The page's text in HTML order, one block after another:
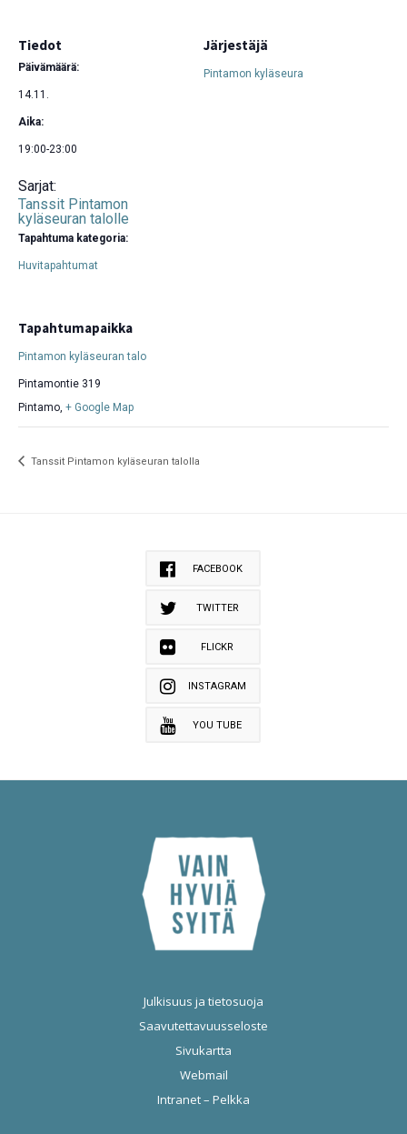
Tiedot
Päivämäärä:
14.11.
Aika:
19:00-23:00
Sarjat:
Tanssit Pintamon
kyläseuran talolle
Tapahtuma kategoria:
Huvitapahtumat
Tapahtumapaikka
Pintamon kyläseuran talo
Pintamontie 319
Pintamo, + Google Map
Järjestäjä
Pintamon kyläseura
Tanssit Pintamon kyläseuran talolla
FACEBOOK
TWITTER
FLICKR
INSTAGRAM
YOU TUBE
Julkisuus ja tietosuoja
Saavutettavuusseloste
Sivukartta
Webmail
Intranet – Pelkka